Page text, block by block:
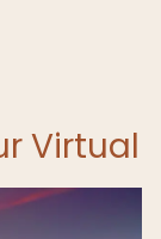
Virtual